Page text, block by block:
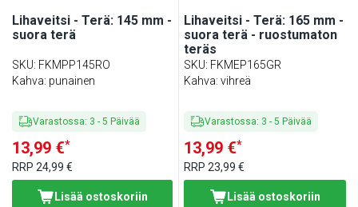
Lihaveitsi - Terä: 145 mm -
suora terä
SKU: FKMPP145RO
Kahva: punainen
Varastossa: 3 - 5 Päivää
13,99 €*
RRP 24,99 €
Lisää ostoskoriin
Lihaveitsi - Terä: 165 mm -
suora terä - ruostumaton
teräs
SKU: FKMEP165GR
Kahva: vihreä
Varastossa: 3 -5 Päivää
13,99 €*
RRP23,99 €
Lisää ostoskoriin